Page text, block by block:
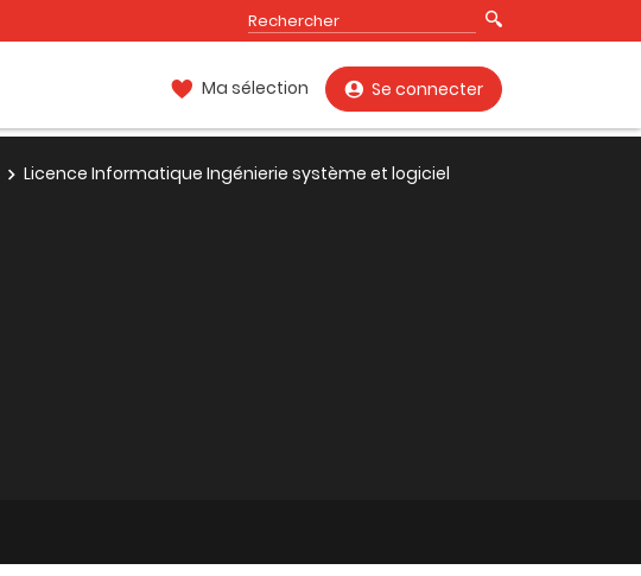
Ma sélection Se connecter
Licence Informatique Ingénierie système et logiciel